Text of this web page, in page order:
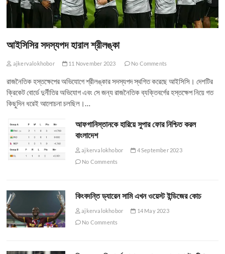
আইসিসির সদস্যপদ হারাল শ্রীলঙ্কা
ajkervalokhobor 11 November 2023 No Comments
রাজনৈতিক হস্তক্ষেপের অভিযোগে শ্রীলঙ্কার সদস্যপদ স্থগিত করেছে আইসিসি। দেশটির
ক্রিকেট বোর্ডে দুর্নীতির অভিযোগ এবং সে জন্য রাজনৈতিক ব্যক্তিবর্গের হস্তক্ষেপ নিয়ে গত
কিছুদিন ধরেই আলোচনা চলছিল।…
আফগানিস্তানকে হারিয়ে সুপার ফোর নিশ্চিত করল
বাংলাদেশ
ajkervalokhobor
4 September 2023
No Comments
কিংবদন্তি ড্যারেন সামি এখন ওয়েস্ট ইন্ডিজের কোচ
ajkervalokhobor
14 May 2023
No Comments